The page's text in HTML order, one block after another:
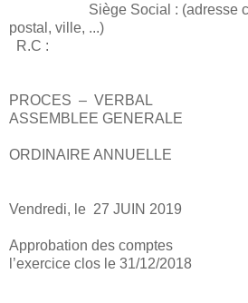
Siège Social : (adresse
postal, ville, ...)
R.C :
PROCES – VERBAL
ASSEMBLEE GENERALE
ORDINAIRE ANNUELLE
Vendredi, le 27 JUIN 2019
Approbation des
l’exercice clos le 31/12/2018